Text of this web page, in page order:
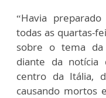
“Havia
todas as quartas-
sobre o tema da
diante da
centro da Itália,
causando mortos